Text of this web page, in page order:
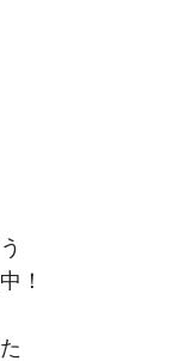
！